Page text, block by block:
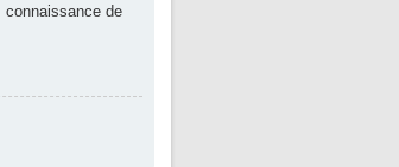
connaissance de